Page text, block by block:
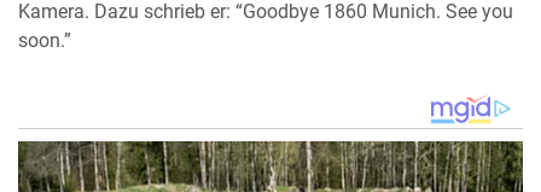
Kamera. Dazu schrieb er: “Goodbye 1860 Munich. See you
soon.”